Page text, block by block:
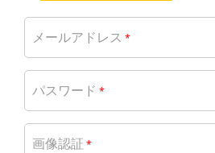
メールアドレス *
パスワード *
画像認証 *